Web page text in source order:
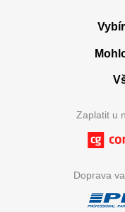
Zaplatit u
Doprava